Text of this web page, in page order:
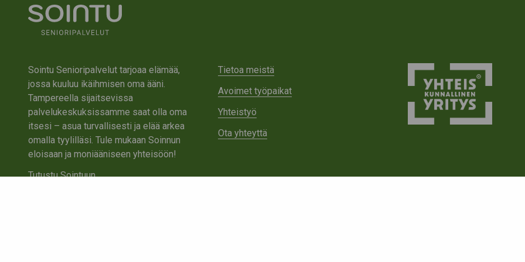
Sointu Senioripalvelut tarjoaa elämää,
jossa kuuluu ikäihmisen oma ääni.
Tampereella sijaitsevissa
palvelukeskuksissamme saat olla oma
itsesi – asua turvallisesti ja elää arkea
omalla tyylilläsi. Tule mukaan Soinnun
eloisaan ja moniääniseen yhteisöön!
Tutustu Sointuun
Tietoa meistä
Avoimet työpaikat
Yhteistyö
Ota yhteyttä